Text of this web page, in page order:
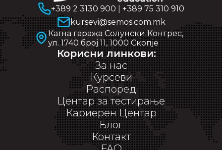
+389 2 3130 900
+389 75 310 910
kursevi@semos.com.mk
Катна гаража Солунски Конгрес,
ул. 1740 број 11, 1000 Скопје
Корисни линкови:
За нас
Курсеви
Распоред
Центар за тестирање
Кариерен Центар
Блог
Контакт